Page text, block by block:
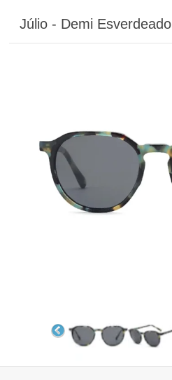
Óculos de
Grau
Consultar
Pedidos
Recompra
aqui
Júlio - Demi Esverdeado